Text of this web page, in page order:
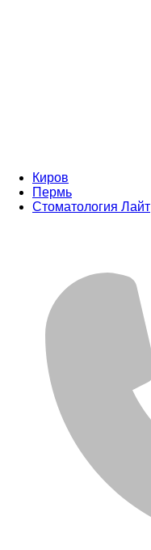
Киров
Пермь
Стоматология Лайт